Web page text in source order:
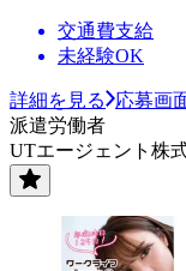
交通費支給
未経験OK
詳細を見る
応募画
派遣労働者
UTエージェント株